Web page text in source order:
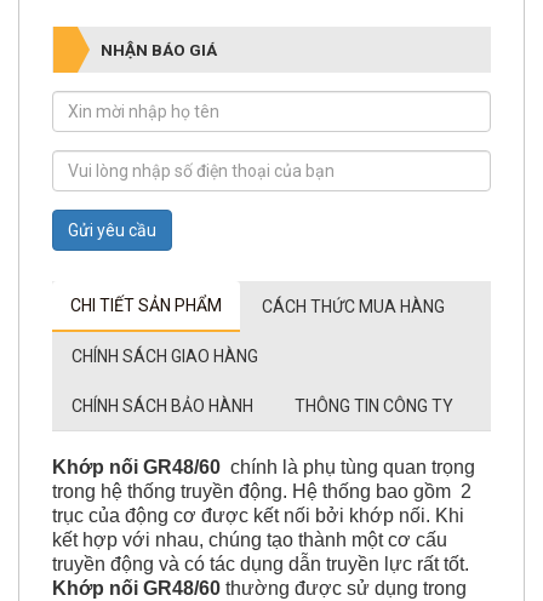
NHẬN BÁO GIÁ
Gửi yêu cầu
CHI TIẾT SẢN PHẨM CÁCH THỨC MUA HÀNG
CHÍNH SÁCH GIAO HÀNG
CHÍNH SÁCH BẢO HÀNH THÔNG TIN CÔNG TY
Khớp nối GR48/60 chính là phụ tùng quan trọng
trong hệ thống truyền động. Hệ thống bao gồm 2
trục của động cơ được kết nối bởi khớp nối. Khi
kết hợp với nhau, chúng tạo thành một cơ cấu
truyền động và có tác dụng dẫn truyền lực rất tốt.
Khớp nối GR48/60 thường được sử dụng trong